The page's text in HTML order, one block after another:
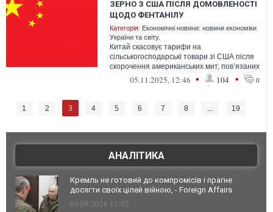
ЗЕРНО З США ПІСЛЯ ДОМОВЛЕНОСТІ
ЩОДО ФЕНТАНІЛУ
Категорія: Економічні новини: новини економіки
України та світу.
Китай скасовує тарифи на
сільськогосподарські товари зі США після
скорочення американських мит, пов’язаних
із фентанілом.
05.11.2025, 12:46 • 104 • 0
1 2 3 4 5 6 7 8 ... 19
АНАЛІТИКА
Кремль не готовий до компромісів і прагне
досягти своїх цілей війною, - Foreign Affairs
03.08.2026 13:02